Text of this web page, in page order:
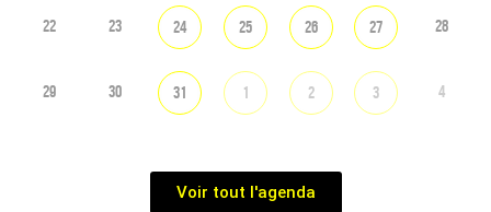
22 23 24 25 26 27 28
29 30 31 1 2 3 4
Voir tout l'agenda